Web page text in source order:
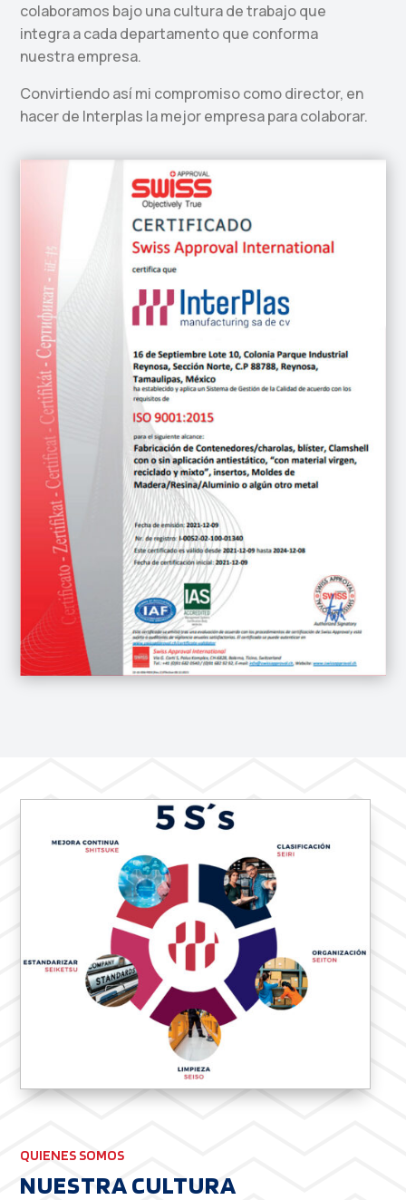
colaboramos bajo una cultura de trabajo que
integra a cada departamento que conforma
nuestra empresa.
Convirtiendo así mi compromiso como director, en
hacer de Interplas la mejor empresa para colaborar.
QUIENES SOMOS
NUESTRA CULTURA